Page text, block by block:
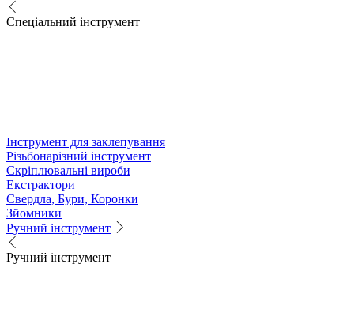
Спеціальний інструмент
Інструмент для заклепування
Різьбонарізний інструмент
Скріплювальні вироби
Екстрактори
Свердла, Бури, Коронки
Зйомники
Ручний інструмент
Ручний інструмент